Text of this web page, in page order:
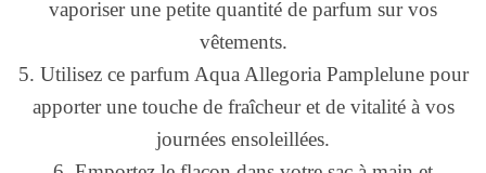
vaporiser une petite quantité de parfum sur vos
vêtements.
5. Utilisez ce parfum Aqua Allegoria Pamplelune pour
apporter une touche de fraîcheur et de vitalité à vos
journées ensoleillées.